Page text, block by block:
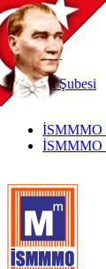
TR
|
EN
İnternetŞubesi
İSMMMO
İSMMMO